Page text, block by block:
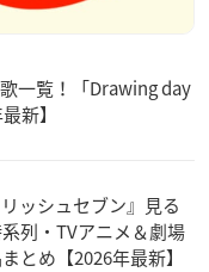
一覧！「Drawing day
新】
リッシュセブン』見る
列・TVアニメ＆劇場
とめ【2026年最新】